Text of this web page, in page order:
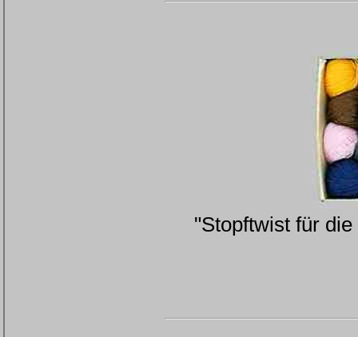
"Stopftwist für